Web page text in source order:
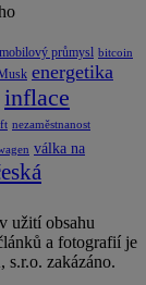
průmysl bitcoin
energetika
inflace
nezaměstnanost
válka na
užití obsahu
a fotografií je
zakázáno.